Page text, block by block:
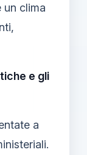
un clima
e gli
a